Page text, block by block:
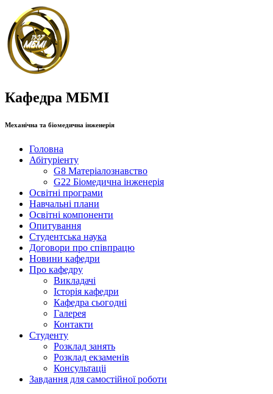
Кафедра МБМІ
Механічна та біомедична інженерія
Головна
Абітуріенту
G8 Матеріалознавство
G22 Біомедична інженерія
Освітні програми
Навчальні плани
Освітні компоненти
Опитування
Студентська наука
Договори про співпрацю
Новини кафедри
Про кафедру
Викладачі
Історія кафедри
Кафедра сьогодні
Галерея
Контакти
Студенту
Розклад занять
Розклад екзаменів
Консультаціі
Завдання для самостійної роботи